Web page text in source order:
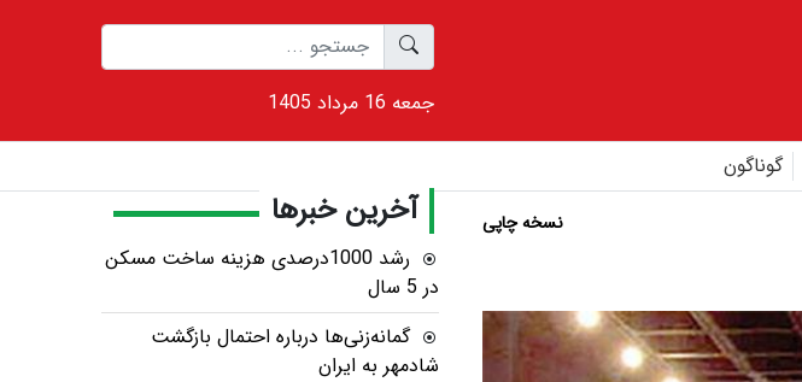
1405 جمعه 16 مرداد
گوناگون
نسخه چاپی آخرین خبرها
رشد 1000درصدی هزینه ساخت مسکن
در 5 سال
گمانه‌زنی‌ها درباره احتمال بازگشت
شادمهر به ایران